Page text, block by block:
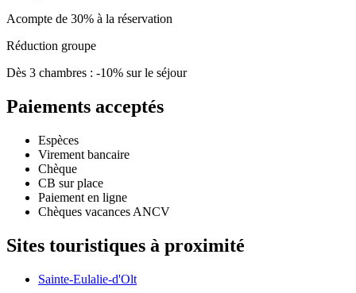
Acompte de 30% à la réservation
Réduction groupe
Dès 3 chambres : -10% sur le séjour
Paiements acceptés
Espèces
Virement bancaire
Chèque
CB sur place
Paiement en ligne
Chèques vacances ANCV
Sites touristiques à proximité
Sainte-Eulalie-d'Olt